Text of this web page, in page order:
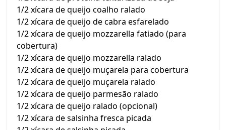
1/2 xícara de queijo coalho ralado
1/2 xícara de queijo de cabra esfarelado
1/2 xícara de queijo mozzarella fatiado (para
cobertura)
1/2 xícara de queijo mozzarella ralado
1/2 xícara de queijo muçarela para cobertura
1/2 xícara de queijo muçarela ralado
1/2 xícara de queijo parmesão ralado
1/2 xícara de queijo ralado (opcional)
1/2 xícara de salsinha fresca picada